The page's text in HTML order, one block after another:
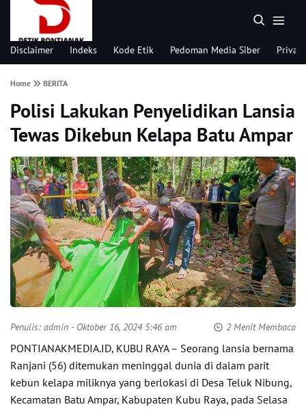
Disclaimer Indeks Kode Etik Pedoman Media Siber
Home BERITA
Polisi Lakukan Penyelidikan Lansia
Tewas Dikebun Kelapa Batu Ampar
Penulis: admin - Oktober 16, 2024 5:46 am 2 Menit Membaca
PONTIANAKMEDIA.ID, KUBU RAYA – Seorang lansia bernama
Ranjani (56) ditemukan meninggal dunia di dalam parit
kebun kelapa miliknya yang berlokasi di Desa Teluk Nibung,
Kecamatan Batu Ampar, Kabupaten Kubu Raya, pada Selasa